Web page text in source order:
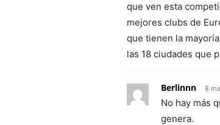
que ven esta
mejores clubs de
que tienen la
las 18 ciudades que
Berlinnn 8
No hay más
genera.